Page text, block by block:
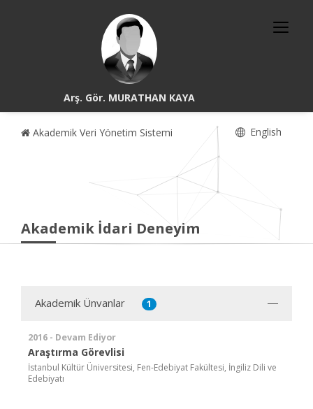
Arş. Gör. MURATHAN KAYA
Akademik Veri Yönetim Sistemi English
Akademik İdari Deneyim
Akademik Ünvanlar 1
2016 - Devam Ediyor
Araştırma Görevlisi
İstanbul Kültür Üniversitesi, Fen-Edebiyat Fakültesi, İngiliz Dili ve
Edebiyatı